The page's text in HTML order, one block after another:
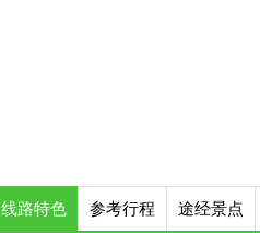
线路特色 参考行程 途经景点